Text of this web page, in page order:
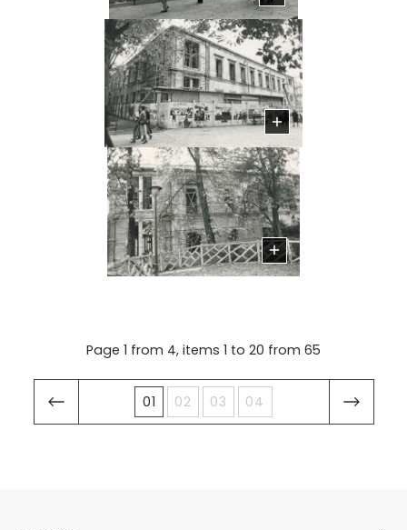
Page 1 from 4, items 1 to 20 from 65
01 02 03 04